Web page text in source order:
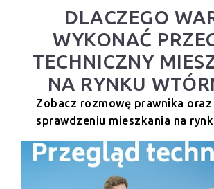
DLACZEGO
WYKONAĆ
TECHNICZNY
NA RYNKU
Zobacz rozmowę prawnika oraz
sprawdzeniu mieszkania na